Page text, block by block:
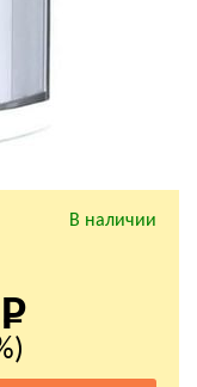
В наличии